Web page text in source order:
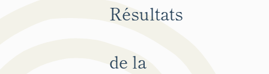
Résultats
de la